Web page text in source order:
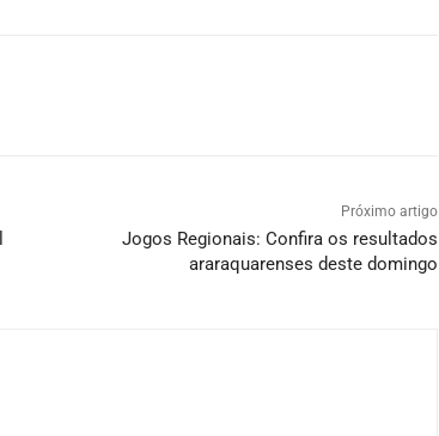
Próximo artigo
Jogos Regionais: Confira os resultados
araraquarenses deste domingo